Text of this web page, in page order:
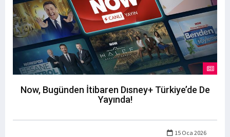
Now, Bugünden İtibaren Dısney+ Türkiye’de De
Yayında!
15 Oca 2026